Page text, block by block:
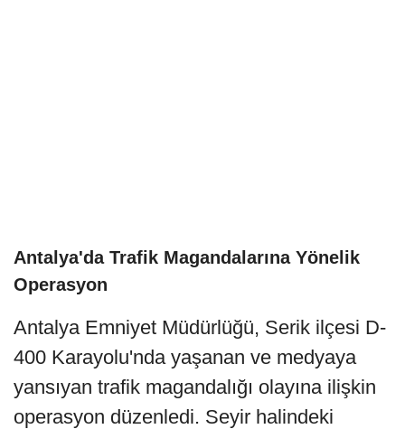
Antalya'da Trafik Magandalarına Yönelik
Operasyon
Antalya Emniyet Müdürlüğü, Serik ilçesi D-
400 Karayolu'nda yaşanan ve medyaya
yansıyan trafik magandalığı olayına ilişkin
operasyon düzenledi. Seyir halindeki